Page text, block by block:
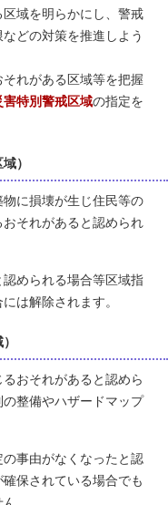
域を明らかにし、警戒
どの対策を推進しよう
れがある区域等を把握
害特別警戒区域の指定を
）
に損壊が生じ住民等の
それがあると認められ
められる場合等区域指
は解除されます。
おそれがあると認めら
整備やハザードマップ
事由がなくなったと認
保されている場合でも